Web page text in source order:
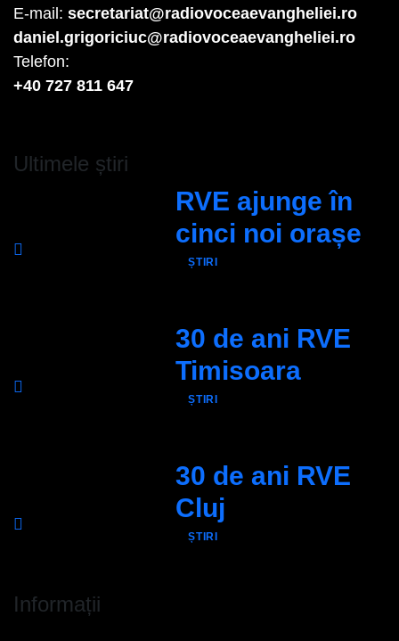
E-mail: secretariat@radiovoceaevangheliei.ro
daniel.grigoriciuc@radiovoceaevangheliei.ro
Telefon:
+40 727 811 647
Ultimele știri
RVE ajunge în
cinci noi orașe
ȘTIRI
30 de ani RVE
Timisoara
ȘTIRI
30 de ani RVE
Cluj
ȘTIRI
Informații